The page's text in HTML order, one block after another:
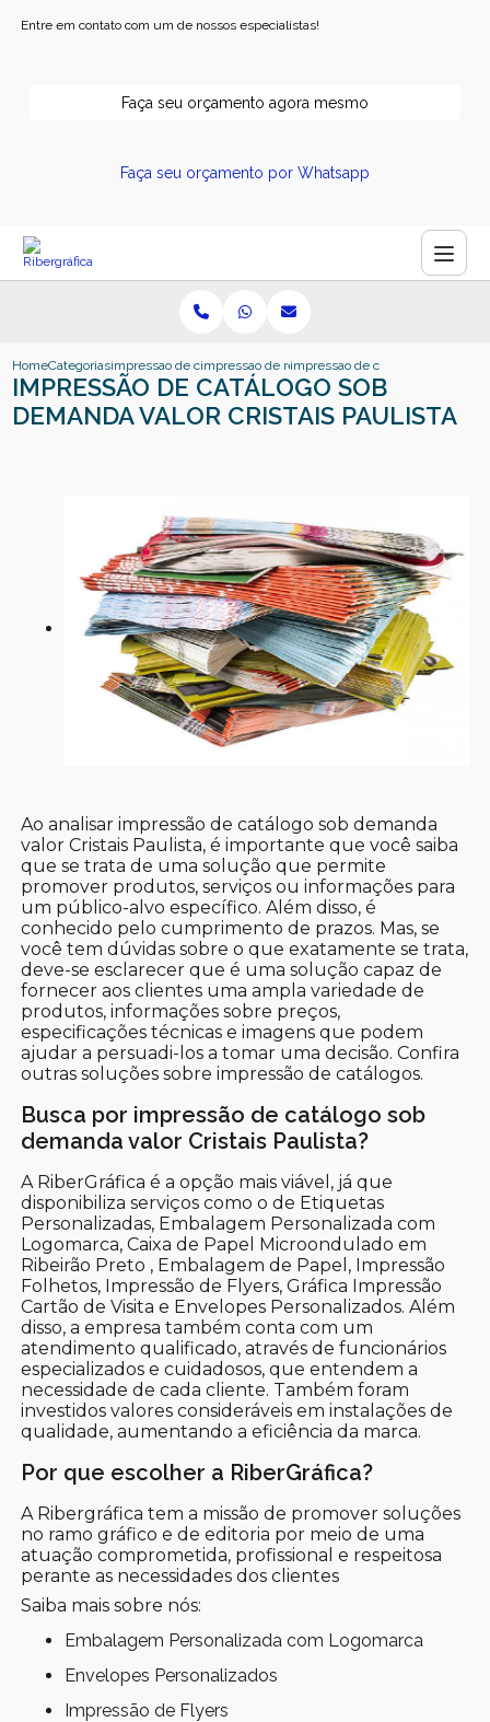
Entre em contato com um de nossos especialistas!
Faça seu orçamento agora mesmo
Faça seu orçamento por Whatsapp
HomeCategoriasimpressao de catalogosimpressao de revistas e catalogos
impressao de catalogo sob
IMPRESSÃO DE CATÁLOGO SOB
DEMANDA VALOR CRISTAIS PAULISTA
Ao analisar impressão de catálogo sob demanda
valor Cristais Paulista, é importante que você saiba
que se trata de uma solução que permite
promover produtos, serviços ou informações para
um público-alvo específico. Além disso, é
conhecido pelo cumprimento de prazos. Mas, se
você tem dúvidas sobre o que exatamente se trata,
deve-se esclarecer que é uma solução capaz de
fornecer aos clientes uma ampla variedade de
produtos, informações sobre preços,
especificações técnicas e imagens que podem
ajudar a persuadi-los a tomar uma decisão. Confira
outras soluções sobre impressão de catálogos.
Busca por impressão de catálogo sob
demanda valor Cristais Paulista?
A RiberGráfica é a opção mais viável, já que
disponibiliza serviços como o de Etiquetas
Personalizadas, Embalagem Personalizada com
Logomarca, Caixa de Papel Microondulado em
Ribeirão Preto , Embalagem de Papel, Impressão
Folhetos, Impressão de Flyers, Gráfica Impressão
Cartão de Visita e Envelopes Personalizados. Além
disso, a empresa também conta com um
atendimento qualificado, através de funcionários
especializados e cuidadosos, que entendem a
necessidade de cada cliente. Também foram
investidos valores consideráveis em instalações de
qualidade, aumentando a eficiência da marca.
Por que escolher a RiberGráfica?
A Ribergráfica tem a missão de promover soluções
no ramo gráfico e de editoria por meio de uma
atuação comprometida, profissional e respeitosa
perante as necessidades dos clientes
Saiba mais sobre nós:
Embalagem Personalizada com Logomarca
Envelopes Personalizados
Impressão de Flyers